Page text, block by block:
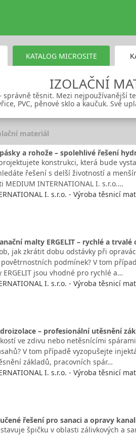
KATALOG MICROSITE
IZOLAČNÍ
těsnit. Mezi nejpoužívanější
PVC, pěnové sklo a kaučuk. Své
materiál
a rohože – spolehlivé řešení
konstrukci, která bude
řešení s delší životností a
MEDIUM INTERNATIONAL I. s.r.o.…
I. s.r.o. - Výroba těsnicí
malty ERGELIT – rychlé a
jak zkrátit dobu odstávky při
podmínek? V tom
jsou vhodné pro rychlé a…
I. s.r.o. - Výroba těsnicí
– profesionální utěsnění
ve zdivu nebo netěsnícími
V tom případě vyzopušejte
základů, pracovních spár…
I. s.r.o. - Výroba těsnicí
řešení pro sanaci a opravy
špičku v oblasti zálivkových a